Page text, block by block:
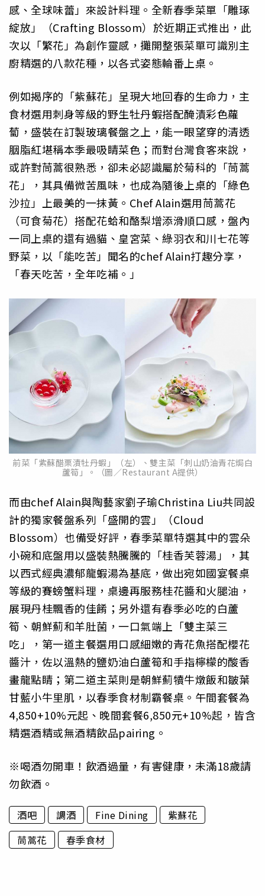
感、全球味蕾」來設計料理。全新春季菜單「雕琢
綻放」（Crafting Blossom）於近期正式推出，此
次以「繁花」為創作靈感，攤開整張菜單可識別主
廚精選的八款花種，以各式姿態輪番上桌。
例如揭序的「紫蘇花」呈現大地回春的生命力，主
食材選用刺身等級的野生牡丹蝦搭配醃漬彩色蘿
蔔，盛裝在訂製玻璃餐盤之上，能一眼望穿的清透
胭脂紅堪稱本季最吸睛菜色；而對台灣食客來說，
或許對茼蒿很熟悉，卻未必認識屬於菊科的「茼蒿
花」，其具備微苦風味，也成為隨後上桌的「綠色
沙拉」上最美的一抹黃。Chef Alain選用茼蒿花
（可食菊花）搭配花蛤和酪梨增添滑順口感，盤內
一同上桌的還有過貓、皇宮菜、綠羽衣和川七花等
野菜，以「能吃苦」聞名的chef Alain打趣分享，
「春天吃苦，全年吃補。」
前菜「紫蘇醋栗漬牡丹蝦」（左）、雙主菜「刺山奶油青花焗白
蘆筍」。（圖／Restaurant A提供）
而由chef Alain與陶藝家劉子瑜Christina Liu共同設
計的獨家餐盤系列「盛開的雲」（Cloud
Blossom）也備受好評，春季菜單特選其中的雲朵
小碗和底盤用以盛裝熱騰騰的「桂香芙蓉湯」，其
以西式經典濃郁龍蝦湯為基底，做出宛如國宴餐桌
等級的賽螃蟹料理，桌邊再服務桂花醬和火腿油，
展現丹桂飄香的佳餚；另外還有春季必吃的白蘆
筍、朝鮮薊和羊肚菌，一口氣端上「雙主菜三
吃」，第一道主餐選用口感細嫩的青花魚搭配櫻花
醬汁，佐以溫熱的鹽奶油白蘆筍和手指檸檬的酸香
畫龍點睛；第二道主菜則是朝鮮薊犢牛燉飯和皺葉
甘藍小牛里肌，以春季食材制霸餐桌。午間套餐為
4,850+10%元起、晚間套餐6,850元+10%起，皆含
精選酒精或無酒精飲品pairing。
※喝酒勿開車！飲酒過量，有害健康，未滿18歲請
勿飲酒。
酒吧 調酒 Fine Dining
紫蘇花
茼蒿花
春季食材